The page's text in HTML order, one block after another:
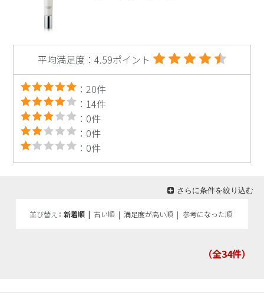
平均満足度：4.59ポイント
：20件
：14件
：0件
：0件
：0件
さらに条件を絞り込む
並び替え 新着順 | 古い順 | 満足度が高い順 | 参考になった順
（全34件）